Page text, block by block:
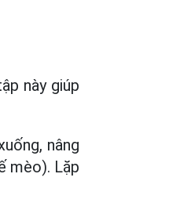
này giúp
nâng
mèo). Lặp